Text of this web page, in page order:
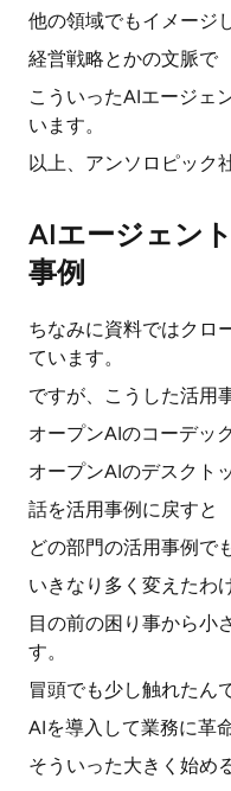
他の領域でもイメージ
経営戦略とかの文脈で
こういったAIエージェ
います。
以上、アンソロピック
AIエージェン
事例
ちなみに資料ではクロ
ています。
ですが、こうした活用
オープンAIのコーデッ
オープンAIのデスクト
話を活用事例に戻すと
どの部門の活用事例で
いきなり多く変えたわ
目の前の困り事から小
す。
冒頭でも少し触れたん
AIを導入して業務に革
そういった大きく始め